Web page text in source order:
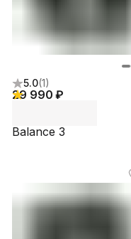
5.0(1)
29 990 ₽
Balance 3